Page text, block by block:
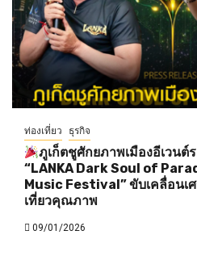
ท่องเที่ยว ธุรกิจ
ภูเก็ตชูศักยภาพเมืองอีเวนต์
“LANKA Dark Soul of
Music Festival” ขับเคลื่อนเ
เที่ยวคุณภาพ
09/01/2026